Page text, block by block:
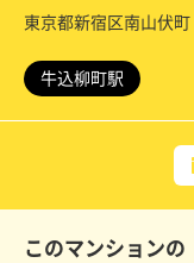
東京都新宿区南山伏町
牛込柳町駅
このマンションの